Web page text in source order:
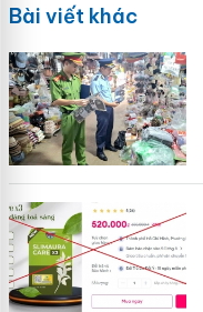
Bài viết khác